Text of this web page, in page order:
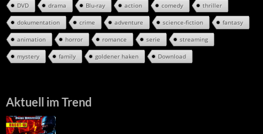
DVD drama Blu-ray action comedy thriller
dokumentation crime adventure science-fiction fantasy
animation horror romance serie streaming
mystery family goldener haken Download
Aktuell im Trend